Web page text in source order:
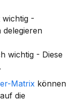
wichtig -
delegieren
wichtig - Diese
Matrix können
die